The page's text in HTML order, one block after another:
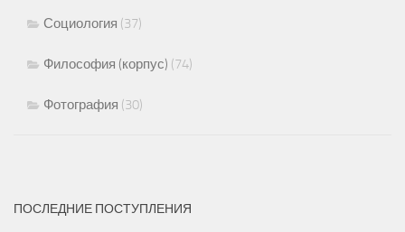
Социология (37)
Философия (корпус) (74)
Фотография (30)
ПОСЛЕДНИЕ ПОСТУПЛЕНИЯ